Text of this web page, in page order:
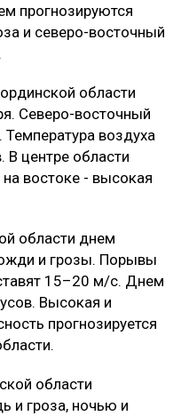
прогнозируются
и северо-восточный
области
Северо-восточный
воздуха
В центре области
на востоке - высокая
области днем
и грозы. Порывы
15–20 м/с. Днем
Высокая и
прогнозируется
области
и гроза, ночью и